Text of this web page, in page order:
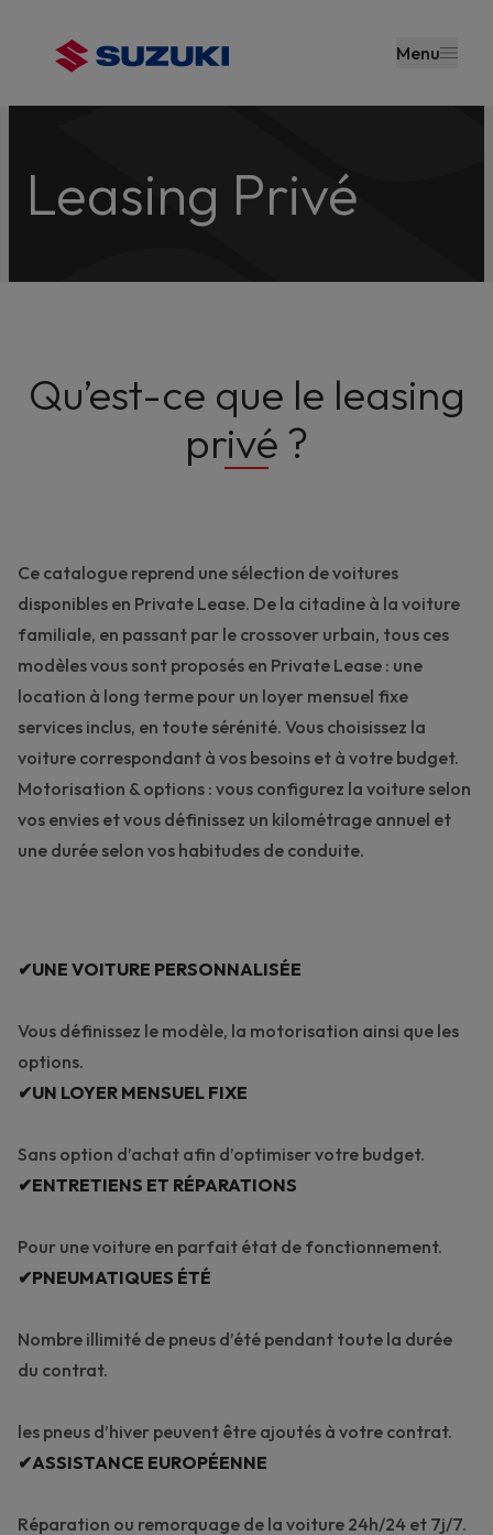
principal
Menu
Leasing Privé
Qu’est-ce que le leasing
privé ?
Ce catalogue reprend une sélection de voitures
disponibles en Private Lease. De la citadine à la voiture
familiale, en passant par le crossover urbain, tous ces
modèles vous sont proposés en Private Lease : une
location à long terme pour un loyer mensuel fixe
services inclus, en toute sérénité. Vous choisissez la
voiture correspondant à vos besoins et à votre budget.
Motorisation & options : vous configurez la voiture selon
vos envies et vous définissez un kilométrage annuel et
une durée selon vos habitudes de conduite.
✔UNE VOITURE PERSONNALISÉE
Vous définissez le modèle, la motorisation ainsi que les
options.
✔UN LOYER MENSUEL FIXE
Sans option d’achat afin d’optimiser votre budget.
✔ENTRETIENS ET RÉPARATIONS
Pour une voiture en parfait état de fonctionnement.
✔PNEUMATIQUES ÉTÉ
Nombre illimité de pneus d’été pendant toute la durée
du contrat.
les pneus d’hiver peuvent être ajoutés à votre contrat.
✔ASSISTANCE EUROPÉENNE
Réparation ou remorquage de la voiture 24h/24 et 7j/7.